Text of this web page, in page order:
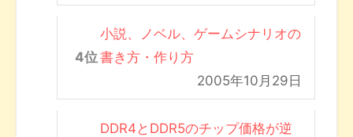
小説、ノベル、ゲームシナリオの
書き方・作り方
2005年10月29日
DDR4とDDR5のチップ価格が逆